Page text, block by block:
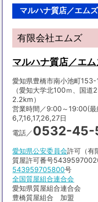
マルハナ質店／エム
有限会社エムズ
マルハナ質店／エ
愛知県豊橋市南小池町
（愛知大学北100ｍ、国
2.2km）
営業時間／9:00～19:00(
6,7,16,17,26,27日
電話／0532-45-
愛知県公安委員会許可（有
質屋許可番号
543959705800号
全国質屋組合連合会
愛知県質屋組合連合会
豊橋質屋組合 加盟